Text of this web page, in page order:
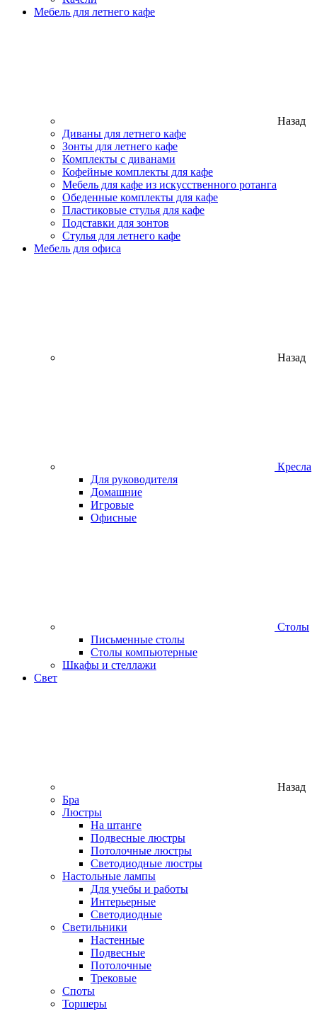
Мебель для летнего кафе
Назад
Диваны для летнего кафе
Зонты для летнего кафе
Комплекты с диванами
Кофейные комплекты для кафе
Мебель для кафе из искусственного ротанга
Обеденные комплекты для кафе
Пластиковые стулья для кафе
Подставки для зонтов
Стулья для летнего кафе
Мебель для офиса
Назад
Кресла
Для руководителя
Домашние
Игровые
Офисные
Столы
Письменные столы
Столы компьютерные
Шкафы и стеллажи
Свет
Назад
Бра
Люстры
На штанге
Подвесные люстры
Потолочные люстры
Светодиодные люстры
Настольные лампы
Для учебы и работы
Интерьерные
Светодиодные
Светильники
Настенные
Подвесные
Потолочные
Трековые
Споты
Торшеры